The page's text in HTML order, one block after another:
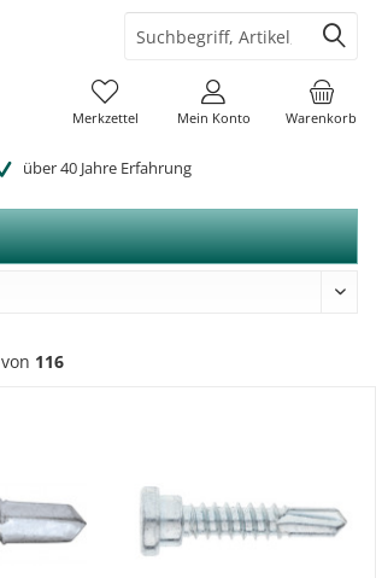
über 40 Jahre Erfahrung
Warenkorb
Merkzettel Mein Konto
von 116